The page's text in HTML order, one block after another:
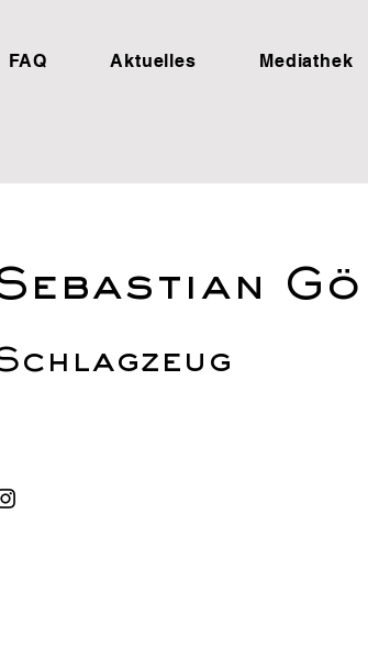
FAQ Aktuelles Mediathek